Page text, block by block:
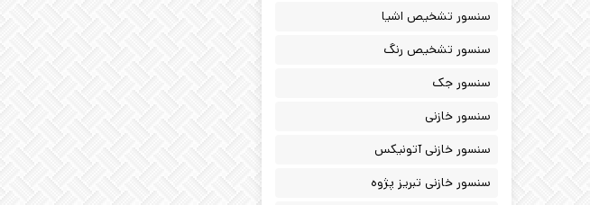
سنسور تشخیص اشیا
سنسور تشخیص رنگ
سنسور جک
سنسور خازنی
سنسور خازنی آتونیکس
سنسور خازنی تبریز پژوه